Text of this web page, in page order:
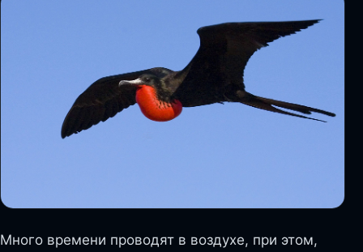
Много времени проводят в воздухе, при этом,